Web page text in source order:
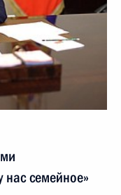
нас семейное»